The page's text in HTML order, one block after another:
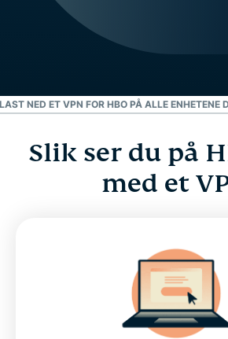
NED ET VPN FOR HBO PÅ ALLE ENHETENE
Slik ser du på HBO Max med et
Hvor er HBO tilgjengelig?
HBO, HBO Go, HBO Now og Max
Sammenslåingen av HBO Max og
Slik ser du på
med et